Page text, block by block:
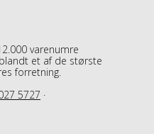
varenumre
et af de største
forretning.
5727 ·